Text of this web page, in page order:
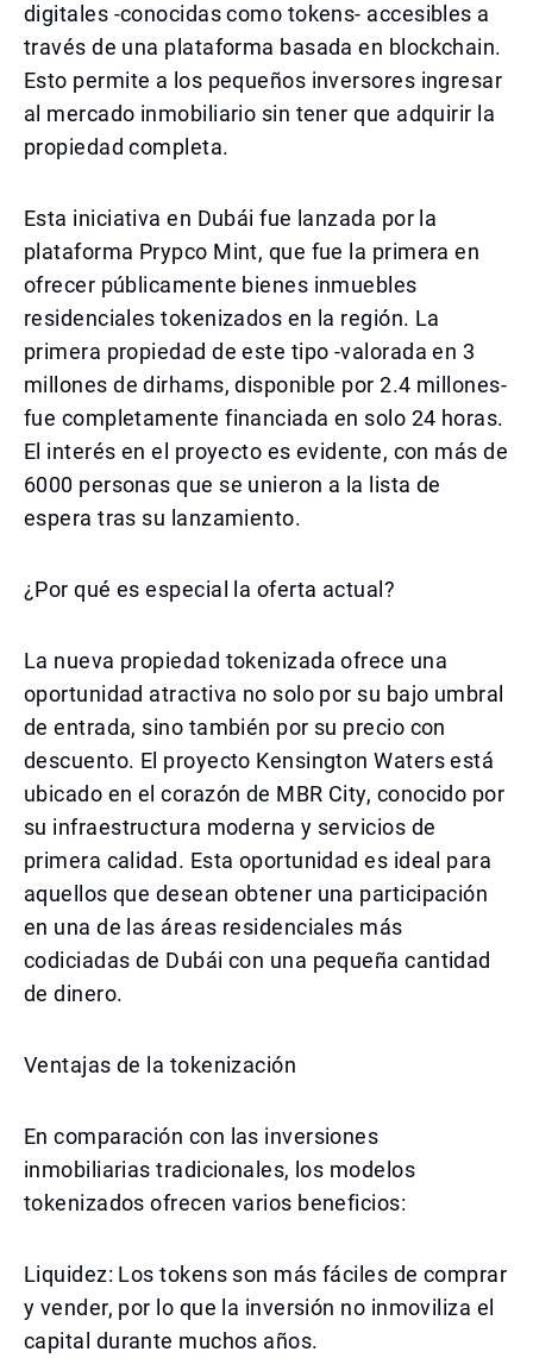
digitales -conocidas como tokens- accesibles a
través de una plataforma basada en blockchain.
Esto permite a los pequeños inversores ingresar
al mercado inmobiliario sin tener que adquirir la
propiedad completa.
Esta iniciativa en Dubái fue lanzada por la
plataforma Prypco Mint, que fue la primera en
ofrecer públicamente bienes inmuebles
residenciales tokenizados en la región. La
primera propiedad de este tipo -valorada en 3
millones de dirhams, disponible por 2.4 millones-
fue completamente financiada en solo 24 horas.
El interés en el proyecto es evidente, con más de
6000 personas que se unieron a la lista de
espera tras su lanzamiento.
¿Por qué es especial la oferta actual?
La nueva propiedad tokenizada ofrece una
oportunidad atractiva no solo por su bajo umbral
de entrada, sino también por su precio con
descuento. El proyecto Kensington Waters está
ubicado en el corazón de MBR City, conocido por
su infraestructura moderna y servicios de
primera calidad. Esta oportunidad es ideal para
aquellos que desean obtener una participación
en una de las áreas residenciales más
codiciadas de Dubái con una pequeña cantidad
de dinero.
Ventajas de la tokenización
En comparación con las inversiones
inmobiliarias tradicionales, los modelos
tokenizados ofrecen varios beneficios:
Liquidez: Los tokens son más fáciles de comprar
y vender, por lo que la inversión no inmoviliza el
capital durante muchos años.